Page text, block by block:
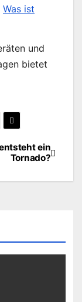
Was ist
und
bietet
ein
Tornado?